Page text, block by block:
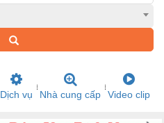
Dịch vụ Nhà cung cấp Video clip